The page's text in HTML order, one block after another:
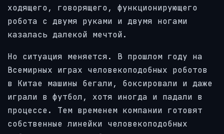
ходящего, говорящего, функционирующего
робота с двумя руками и двумя ногами
казалась далекой мечтой.
Но ситуация меняется. В прошлом году на
Всемирных играх человекоподобных роботов
в Китае машины бегали, боксировали и даже
играли в футбол, хотя иногда и падали в
процессе. Тем временем компании готовят
собственные линейки человекоподобных